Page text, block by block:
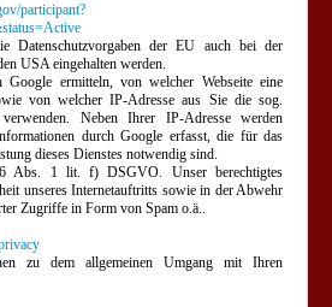
participant?
Datenschutzvorgaben der EU auch bei der
USA eingehalten werden.
ermitteln, von welcher Webseite eine
von welcher IP-Adresse aus Sie die sog.
Neben Ihrer IP-Adresse werden
durch Google erfasst, die für das
dieses Dienstes notwendig sind.
Abs. 1 lit. f) DSGVO. Unser berechtigtes
unseres Internetauftritts sowie in der Abwehr
Zugriffe in Form von Spam o.ä..
zu dem allgemeinen Umgang mit Ihren